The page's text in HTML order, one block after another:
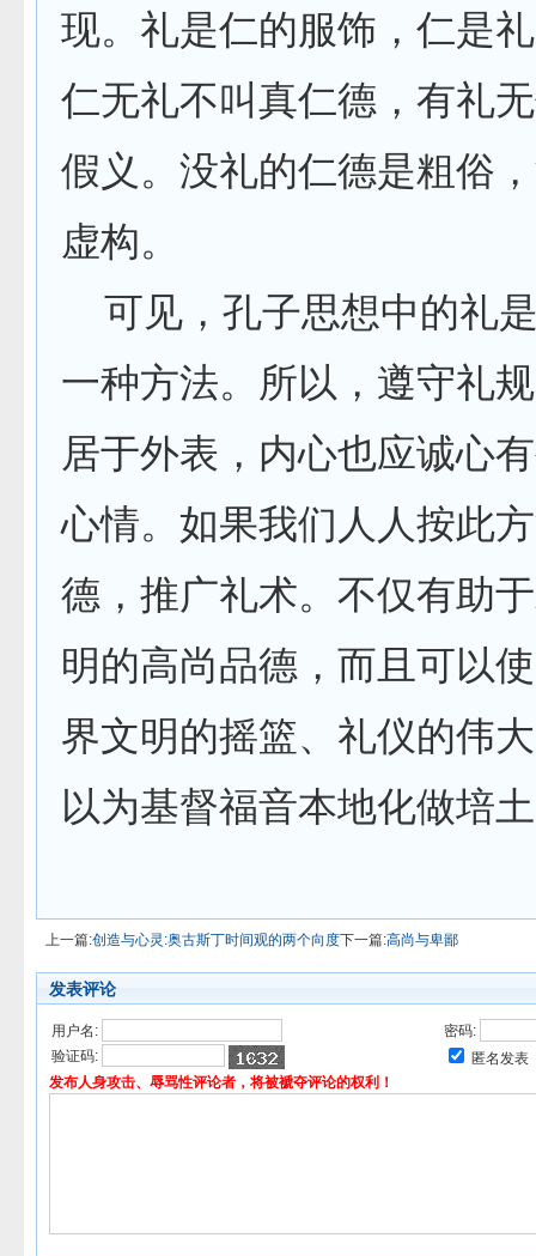
现。礼是仁的服饰，仁是
仁无礼不叫真仁德，有礼
假义。没礼的仁德是粗俗
虚构。
可见，孔子思想中的礼
一种方法。所以，遵守礼
居于外表，内心也应诚心
心情。如果我们人人按此
德，推广礼术。不仅有助
明的高尚品德，而且可以
界文明的摇篮、礼仪的伟
以为基督福音本地化做培土
上一篇:创造与心灵:奥古斯丁时间观的两个向度下一篇:高尚与卑鄙
发表评论
用户名:
密码:
验证码:
匿名发表
发布人身攻击、辱骂性评论者，将被褫夺评论的权利！